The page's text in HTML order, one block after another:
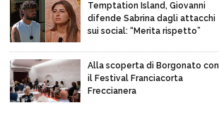
Temptation Island, Giovanni
difende Sabrina dagli attacchi
sui social: “Merita rispetto”
Alla scoperta di Borgonato con
il Festival Franciacorta
Freccianera